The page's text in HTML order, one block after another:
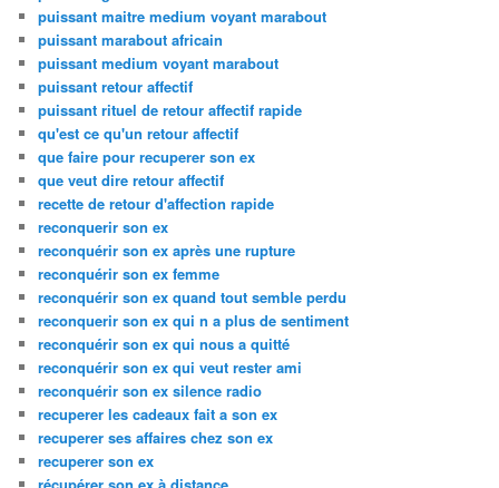
puissant maitre medium voyant marabout
puissant marabout africain
puissant medium voyant marabout
puissant retour affectif
puissant rituel de retour affectif rapide
qu'est ce qu'un retour affectif
que faire pour recuperer son ex
que veut dire retour affectif
recette de retour d'affection rapide
reconquerir son ex
reconquérir son ex après une rupture
reconquérir son ex femme
reconquérir son ex quand tout semble perdu
reconquerir son ex qui n a plus de sentiment
reconquérir son ex qui nous a quitté
reconquérir son ex qui veut rester ami
reconquérir son ex silence radio
recuperer les cadeaux fait a son ex
recuperer ses affaires chez son ex
recuperer son ex